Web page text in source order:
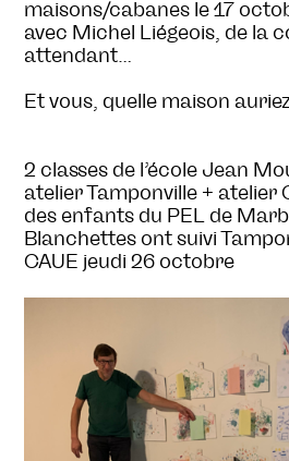
maisons/cabanes le 17
avec Michel Liégeois, de la
attendant…
Et vous, quelle maison
2 classes de l’école Jean
atelier Tamponville + atelier
des enfants du PEL de
Blanchettes ont suivi
CAUE jeudi 26 octobre